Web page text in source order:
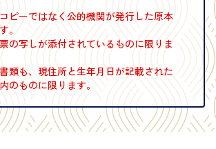
ピーではなく公的機関が発行した原本
。
の写しが添付されているものに限りま
類も、現住所と生年月日が記載された
のものに限ります。